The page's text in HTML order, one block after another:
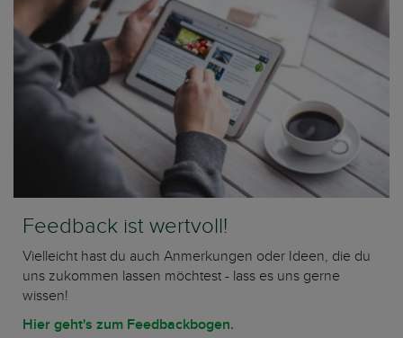
Feedback ist wertvoll!
Vielleicht hast du auch Anmerkungen oder Ideen, die du
uns zukommen lassen möchtest - lass es uns gerne
wissen!
Hier geht's zum Feedbackbogen.